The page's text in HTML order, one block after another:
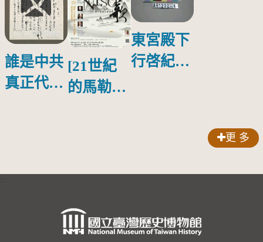
誰是中共
真正代言
[21世紀
的馬勒、
的依戀—
勒大地之
歌]【對
東宮殿下
行啓紀念
更 多